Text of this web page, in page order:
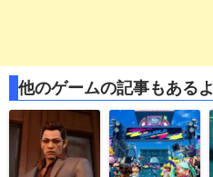
他のゲームの記事もあるよ